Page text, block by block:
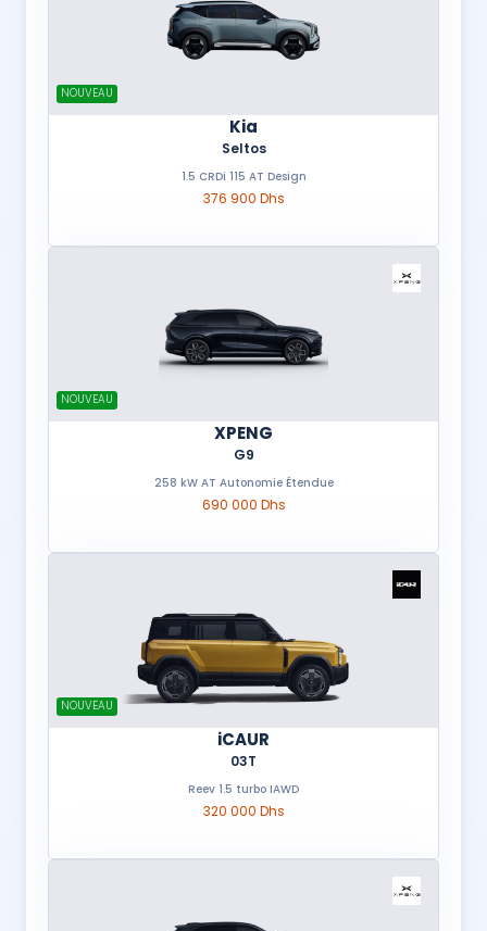
NOUVEAU
Kia
Seltos
1.5 CRDi 115 AT Design
376 900 Dhs
NOUVEAU
XPENG
G9
258 kW AT Autonomie Étendue
690 000 Dhs
NOUVEAU
iCAUR
03T
Reev 1.5 turbo IAWD
320 000 Dhs